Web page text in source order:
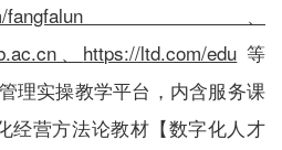
、
、 https://ltd.com/edu 等
理实操教学平台，内含服务课
经营方法论教材【数字化人才